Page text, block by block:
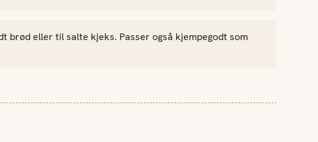
brød eller til salte kjeks. Passer også kjempegodt som